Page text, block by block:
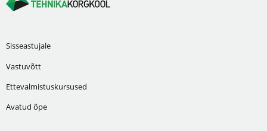
Sisseastujale
Vastuvõtt
Ettevalmistuskursused
Avatud õpe